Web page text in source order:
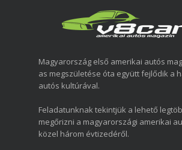
Magyarország első amerikai autós
as megszületése óta együtt fejlődik a
autós kultúrával.
Feladatunknak tekintjük a lehető
megőrizni a magyarországi amerikai
közel három évtizedéről.